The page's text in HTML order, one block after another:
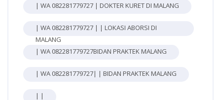
| WA 082281779727 | DOKTER KURET DI MALANG
| WA 082281779727 | | LOKASI ABORSI DI
MALANG
| WA 082281779727BIDAN PRAKTEK MALANG
| WA 082281779727| | BIDAN PRAKTEK MALANG
| |